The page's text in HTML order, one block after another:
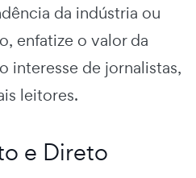
da indústria ou
enfatize o valor da
interesse de jornalistas,
leitores.
e Direto